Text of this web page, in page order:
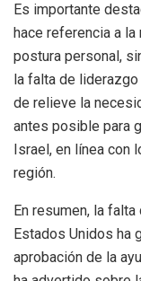
Es importante
hace referencia a
postura personal,
la falta de
de relieve la
antes posible para
Israel, en línea
región.
En resumen, la
Estados Unidos ha
aprobación de la